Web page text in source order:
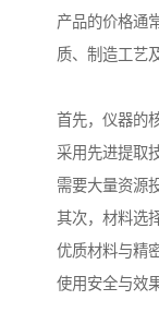
产品的价格通
质、制造工艺
首先，仪器的
采用先进提取
需要大量资源
其次，材料选
优质材料与精
使用安全与效